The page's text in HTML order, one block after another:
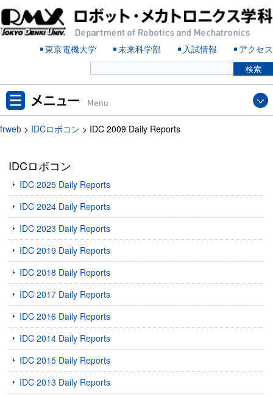
東京電機大学 未来科学部 入試情報 アクセス
frweb > IDCロボコン > IDC 2009 Daily Reports
IDCロボコン
IDC 2025 Daily Reports
IDC 2024 Daily Reports
IDC 2023 Daily Reports
IDC 2019 Daily Reports
IDC 2018 Daily Reports
IDC 2017 Daily Reports
IDC 2016 Daily Reports
IDC 2014 Daily Reports
IDC 2015 Daily Reports
IDC 2013 Daily Reports